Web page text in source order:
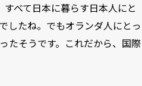
べて日本に暮らす日本人にと
したね。でもオランダ人にとっ
たそうです。これだから、国際